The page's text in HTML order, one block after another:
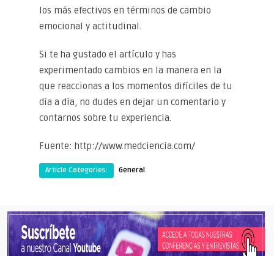
los más efectivos en términos de cambio
emocional y actitudinal.
Si te ha gustado el artículo y has
experimentado cambios en la manera en la
que reaccionas a los momentos difíciles de tu
día a día, no dudes en dejar un comentario y
contarnos sobre tu experiencia.
Fuente: http://www.medciencia.com/
Article Categories: General